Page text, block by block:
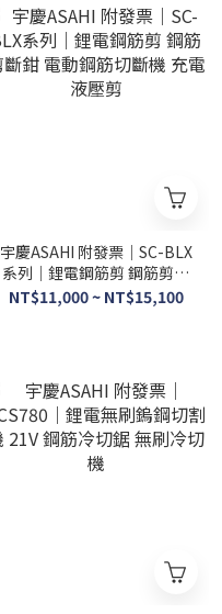
宇慶ASAHI 附發票｜SC-BLX
系列｜鋰電鋼筋剪 鋼筋剪斷
鉗 電動鋼筋切斷機 充電液壓
NT$11,000 ~ NT$15,100